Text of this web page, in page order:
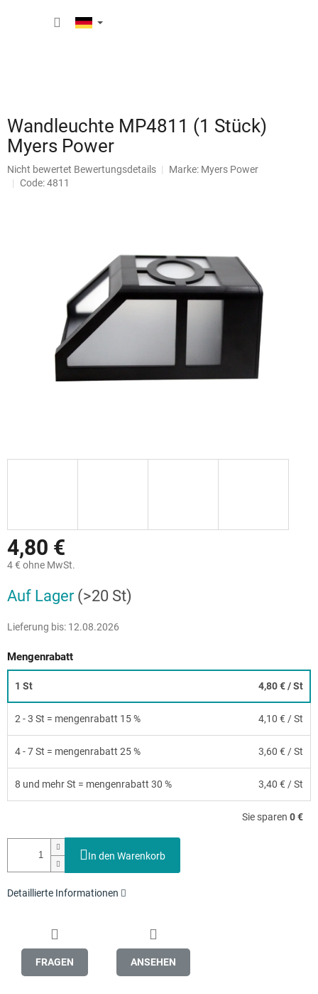
Wandleuchte MP4811 (1 Stück)
Myers Power
Die
durchschnittliche
Nicht bewertet Bewertungsdetails Marke: Myers Power
Code: 4811
4,80 €
4 € ohne MwSt.
Auf Lager (>20 St)
Lieferung bis: 12.08.2026
Mengenrabatt
1 St 4,80 €/ St
2 - 3 St = mengenrabatt 15 % 4,10 € / St
4 - 7 St = mengenrabatt 25 % 3,60 € / St
8 und mehr St = mengenrabatt 30 % 3,40 € / St
Sie sparen 0 €
In den Warenkorb
Detaillierte Informationen
FRAGEN ANSEHEN